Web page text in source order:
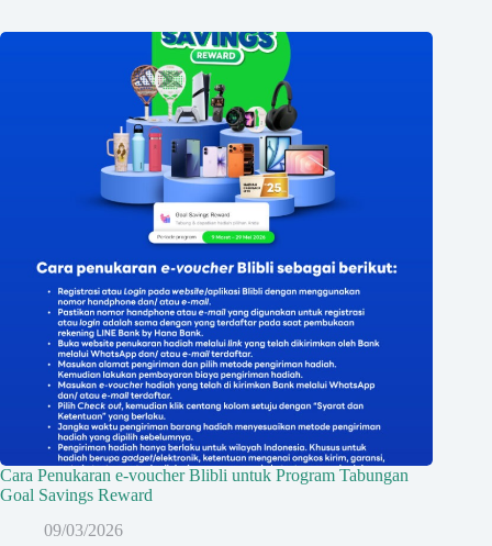
Cara Penukaran e-voucher Blibli untuk Program Tabungan
Goal Savings Reward
09/03/2026